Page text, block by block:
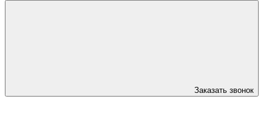
Заказать звонок